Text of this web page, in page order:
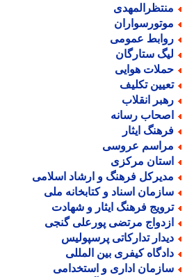
عمومی
ستارگان
هوایی
تکلیف
انقلاب
رسانه
ایثار
عروسی
مرکزی
فرهنگ و ارشاد اسلامی
اسناد و کتابخانه ملی
فرهنگ ایثار و شهادت
مرتضی پورعلی گنجی
تدارکاتی پرسپولیس
کیفری بین المللی
اداری و استخدامی